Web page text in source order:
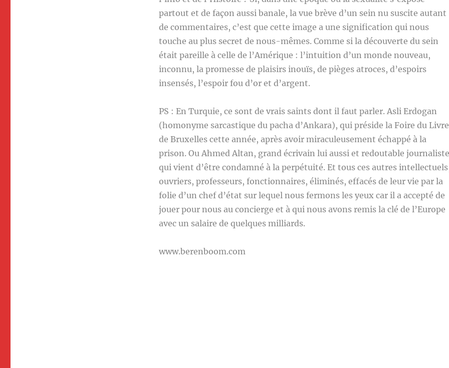
partout et de façon aussi banale, la vue brève d’un sein nu suscite autant
de commentaires, c’est que cette image a une signification qui nous
touche au plus secret de nous-mêmes. Comme si la découverte du sein
était pareille à celle de l’Amérique : l’intuition d’un monde nouveau,
inconnu, la promesse de plaisirs inouïs, de pièges atroces, d’espoirs
insensés, l’espoir fou d’or et d’argent.
PS : En Turquie, ce sont de vrais saints dont il faut parler. Asli Erdogan
(homonyme sarcastique du pacha d’Ankara), qui préside la Foire du Livre
de Bruxelles cette année, après avoir miraculeusement échappé à la
prison. Ou Ahmed Altan, grand écrivain lui aussi et redoutable journaliste
qui vient d’être condamné à la perpétuité. Et tous ces autres
ouvriers, professeurs, fonctionnaires, éliminés, effacés de leur vie par la
folie d’un chef d’état sur lequel nous fermons les yeux car il a accepté de
jouer pour nous au concierge et à qui nous avons remis la clé de l’Europe
avec un salaire de quelques milliards.
www.berenboom.com